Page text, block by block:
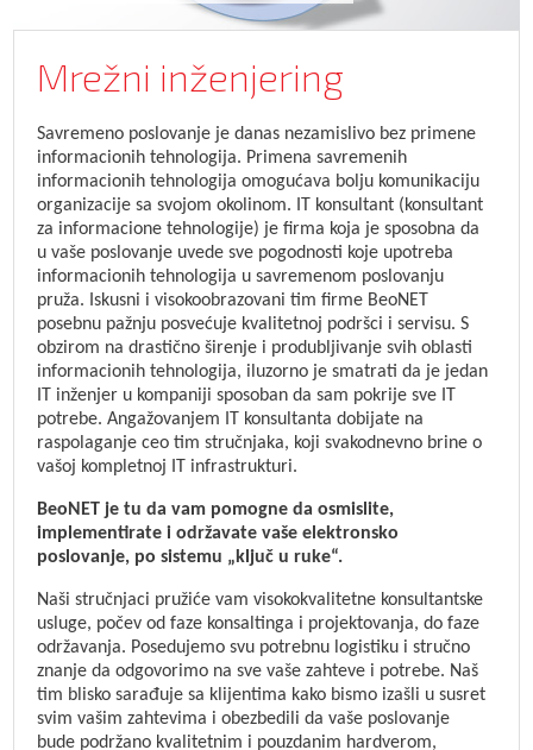
Mrežni inženjering
Savremeno poslovanje je danas nezamislivo bez primene
informacionih tehnologija. Primena savremenih
informacionih tehnologija omogućava bolju komunikaciju
organizacije sa svojom okolinom. IT konsultant (konsultant
za informacione tehnologije) je firma koja je sposobna da
u vaše poslovanje uvede sve pogodnosti koje upotreba
informacionih tehnologija u savremenom poslovanju
pruža. Iskusni i visokoobrazovani tim firme BeoNET
posebnu pažnju posvećuje kvalitetnoj podršci i servisu. S
obzirom na drastično širenje i produbljivanje svih oblasti
informacionih tehnologija, iluzorno je smatrati da je jedan
IT inženjer u kompaniji sposoban da sam pokrije sve IT
potrebe. Angažovanjem IT konsultanta dobijate na
raspolaganje ceo tim stručnjaka, koji svakodnevno brine o
vašoj kompletnoj IT infrastrukturi.
BeoNET je tu da vam pomogne da osmislite,
implementirate i održavate vaše elektronsko
poslovanje, po sistemu „ključ u ruke“.
Naši stručnjaci pružiće vam visokokvalitetne konsultantske
usluge, počev od faze konsaltinga i projektovanja, do faze
održavanja. Posedujemo svu potrebnu logistiku i stručno
znanje da odgovorimo na sve vaše zahteve i potrebe. Naš
tim blisko sarađuje sa klijentima kako bismo izašli u susret
svim vašim zahtevima i obezbedili da vaše poslovanje
bude podržano kvalitetnim i pouzdanim hardverom,